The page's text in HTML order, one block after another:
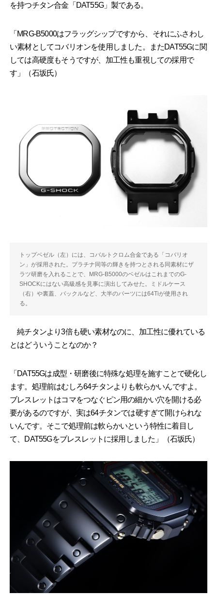
を持つチタン合金「DAT55G」製である。
「MRG-B5000はフラッグシップですから、それにふさわし
い素材としてコバリオンを使用しました。またDAT55Gに関
しては高硬度もそうですが、加工性も重視しての採用で
す」（石坂氏）
トップベゼル（左）には、コバルトクロム合金である「コバリオ
ン」が採用された。プラチナ同等の輝きを持つとされる同素材にザ
ラツ研磨を入れることで、MRG-B5000のベゼルはこれまでのG-
SHOCKにはない高級感を見事に演出してみせた。ミドルケース
（右）や裏蓋、バックルなど、大半のパーツには64Tiが使用され
る。
純チタンより3倍も硬い素材なのに、加工性に優れている
とはどういうことなのか？
「DAT55Gは成型・研磨後に特殊な処理を施すことで硬化し
ます。処理前はむしろ64チタンよりも軟らかいんですよ。
ブレスレットはコマをつなぐピン用の細かい穴を開ける必
要があるのですが、実は64チタンでは硬すぎて開けられな
いんです。そこで処理前は軟らかいという特性に着目し
て、DAT55Gをブレスレットに採用しました」（石坂氏）